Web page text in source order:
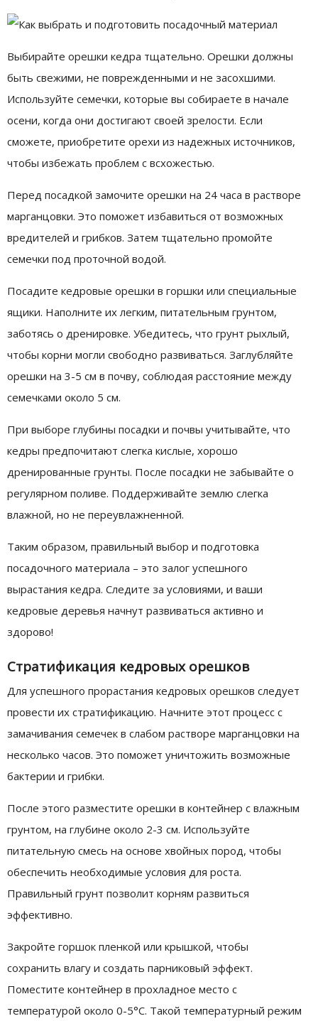
Выбирайте орешки кедра тщательно. Орешки должны
быть свежими, не поврежденными и не засохшими.
Используйте семечки, которые вы собираете в начале
осени, когда они достигают своей зрелости. Если
сможете, приобретите орехи из надежных источников,
чтобы избежать проблем с всхожестью.
Перед посадкой замочите орешки на 24 часа в растворе
марганцовки. Это поможет избавиться от возможных
вредителей и грибков. Затем тщательно промойте
семечки под проточной водой.
Посадите кедровые орешки в горшки или специальные
ящики. Наполните их легким, питательным грунтом,
заботясь о дренировке. Убедитесь, что грунт рыхлый,
чтобы корни могли свободно развиваться. Заглубляйте
орешки на 3-5 см в почву, соблюдая расстояние между
семечками около 5 см.
При выборе глубины посадки и почвы учитывайте, что
кедры предпочитают слегка кислые, хорошо
дренированные грунты. После посадки не забывайте о
регулярном поливе. Поддерживайте землю слегка
влажной, но не переувлажненной.
Таким образом, правильный выбор и подготовка
посадочного материала – это залог успешного
вырастания кедра. Следите за условиями, и ваши
кедровые деревья начнут развиваться активно и
здорово!
Стратификация кедровых орешков
Для успешного прорастания кедровых орешков следует
провести их стратификацию. Начните этот процесс с
замачивания семечек в слабом растворе марганцовки на
несколько часов. Это поможет уничтожить возможные
бактерии и грибки.
После этого разместите орешки в контейнер с влажным
грунтом, на глубине около 2-3 см. Используйте
питательную смесь на основе хвойных пород, чтобы
обеспечить необходимые условия для роста.
Правильный грунт позволит корням развиться
эффективно.
Закройте горшок пленкой или крышкой, чтобы
сохранить влагу и создать парниковый эффект.
Поместите контейнер в прохладное место с
температурой около 0-5°C. Такой температурный режим